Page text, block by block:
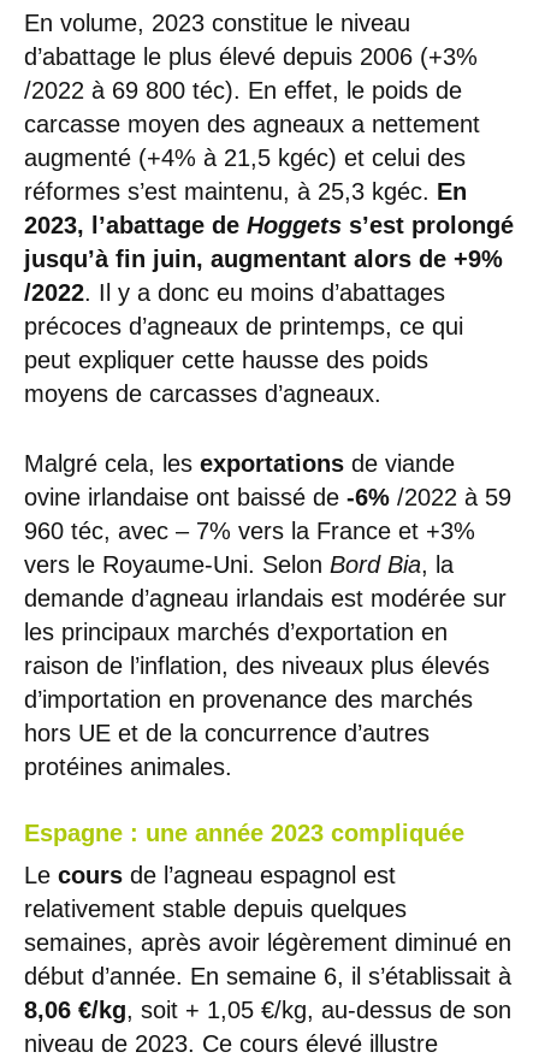
En volume, 2023 constitue le niveau
d’abattage le plus élevé depuis 2006 (+3%
/2022 à 69 800 téc). En effet, le poids de
carcasse moyen des agneaux a nettement
augmenté (+4% à 21,5 kgéc) et celui des
réformes s’est maintenu, à 25,3 kgéc. En
2023, l’abattage de Hoggets s’est prolongé
jusqu’à fin juin, augmentant alors de +9%
/2022. Il y a donc eu moins d’abattages
précoces d’agneaux de printemps, ce qui
peut expliquer cette hausse des poids
moyens de carcasses d’agneaux.
Malgré cela, les exportations de viande
ovine irlandaise ont baissé de -6% /2022 à 59
960 téc, avec – 7% vers la France et +3%
vers le Royaume-Uni. Selon Bord Bia, la
demande d’agneau irlandais est modérée sur
les principaux marchés d’exportation en
raison de l’inflation, des niveaux plus élevés
d’importation en provenance des marchés
hors UE et de la concurrence d’autres
protéines animales.
Espagne : une année 2023 compliquée
Le cours de l’agneau espagnol est
relativement stable depuis quelques
semaines, après avoir légèrement diminué en
début d’année. En semaine 6, il s’établissait à
8,06 €/kg, soit + 1,05 €/kg, au-dessus de son
niveau de 2023. Ce cours élevé illustre